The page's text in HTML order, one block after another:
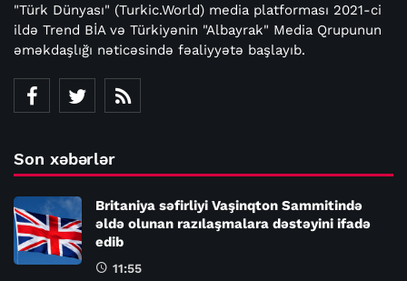
"Türk Dünyası" (Turkic.World) media platforması 2021-ci
ildə Trend BİA və Türkiyənin "Albayrak" Media Qrupunun
əməkdaşlığı nəticəsində fəaliyyətə başlayıb.
Son xəbərlər
Britaniya səfirliyi Vaşinqton Sammitində
əldə olunan razılaşmalara dəstəyini ifadə
edib
11:55